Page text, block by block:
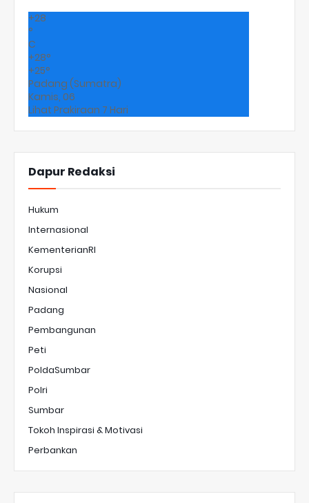
+28
°
C
+28°
+25°
Padang (Sumatra)
Kamis, 06
Lihat Prakiraan 7 Hari
Dapur Redaksi
Hukum
Internasional
KementerianRI
Korupsi
Nasional
Padang
Pembangunan
Peti
PoldaSumbar
Polri
Sumbar
Tokoh Inspirasi & Motivasi
Perbankan